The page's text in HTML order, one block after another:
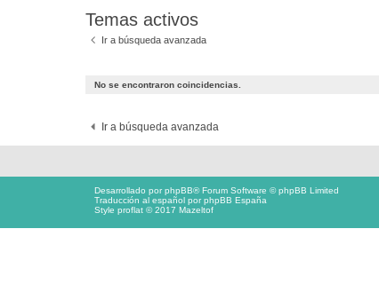
Temas activos
Ir a búsqueda avanzada
No se encontraron coincidencias.
Ir a búsqueda avanzada
Desarrollado porphpBB® Forum Software © phpBB Limited
Traducción al español porphpBB España
Style proflat © 2017 Mazeltof